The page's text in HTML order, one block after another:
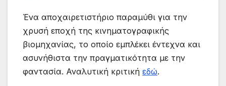
Ένα αποχαιρετιστήριο παραμύθι για την
χρυσή εποχή της κινηματογραφικής
βιομηχανίας, το οποίο εμπλέκει έντεχνα και
ασυνήθιστα την πραγματικότητα με την
φαντασία. Αναλυτική κριτική εδώ.